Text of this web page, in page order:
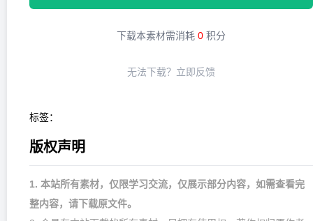
下载本素材需消耗 0 积分
无法下载？ 立即反馈
标签：
版权声明
1. 本站所有素材，仅限学习交流，仅展示部分内容，如需查看完
整内容，请下载原文件。